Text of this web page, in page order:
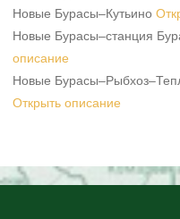
Новые Бурасы–Кутьино
Новые Бурасы–станция
описание
Новые
Открыть описание